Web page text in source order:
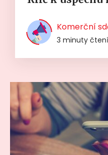
Komerční
3 minuty čtení